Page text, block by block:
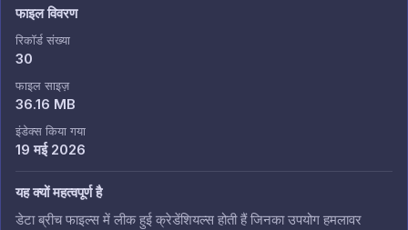
फाइल विवरण
रिकॉर्ड संख्या
30
फाइल साइज़
36.16 MB
इंडेक्स किया गया
19 मई 2026
यह क्यों महत्वपूर्ण है
डेटा ब्रीच फाइल्स में लीक हुई क्रेडेंशियल्स होती हैं जिनका उपयोग हमलावर